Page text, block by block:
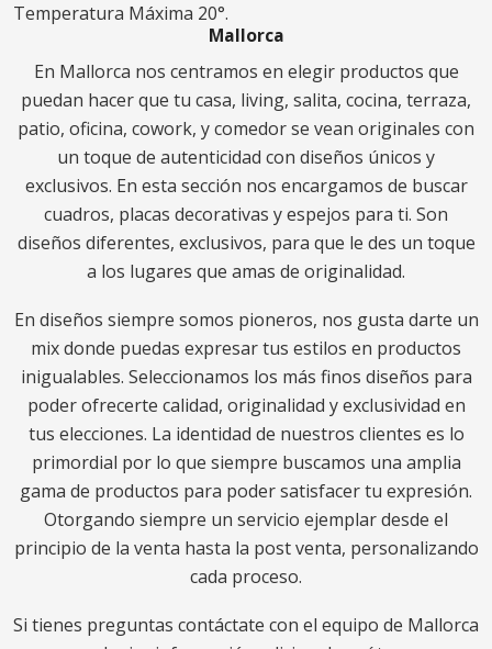
Temperatura Máxima 20°.
Mallorca
En Mallorca nos centramos en elegir productos que
puedan hacer que tu casa, living, salita, cocina, terraza,
patio, oficina, cowork, y comedor se vean originales con
un toque de autenticidad con diseños únicos y
exclusivos. En esta sección nos encargamos de buscar
cuadros, placas decorativas y espejos para ti. Son
diseños diferentes, exclusivos, para que le des un toque
a los lugares que amas de originalidad.
En diseños siempre somos pioneros, nos gusta darte un
mix donde puedas expresar tus estilos en productos
inigualables. Seleccionamos los más finos diseños para
poder ofrecerte calidad, originalidad y exclusividad en
tus elecciones. La identidad de nuestros clientes es lo
primordial por lo que siempre buscamos una amplia
gama de productos para poder satisfacer tu expresión.
Otorgando siempre un servicio ejemplar desde el
principio de la venta hasta la post venta, personalizando
cada proceso.
Si tienes preguntas contáctate con el equipo de Mallorca